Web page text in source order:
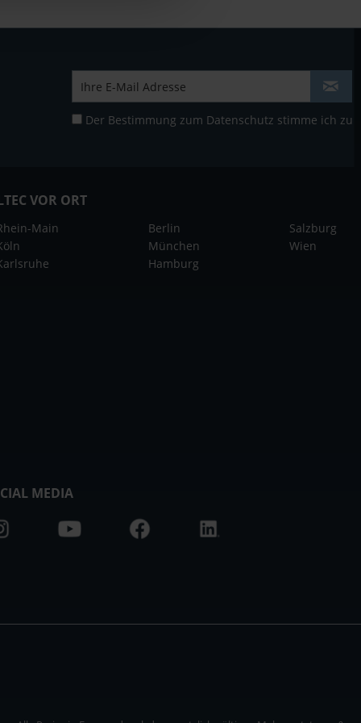
Der Bestimmung zum Datenschutz stimme ich zu
VOR ORT
Main
Berlin
München
Hamburg
Salzburg
Wien
MEDIA